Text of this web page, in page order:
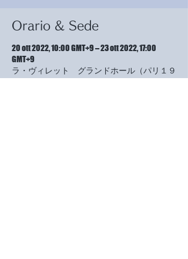
Orario & Sede
20 ott 2022, 10:00 GMT+9 – 23 ott 2022, 17:00
GMT+9
ラ・ヴィレット グランドホール（パリ１９
区）, Ｐarc de la Villette－211 avenue